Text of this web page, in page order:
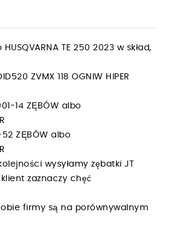
TE 250 2023 w skład,
ZVMX 118 OGNIW HIPER
14 ZĘBÓW albo
ZĘBÓW albo
wysyłamy zębatki JT
klient zaznaczy chęć
obie firmy są na porównywalnym